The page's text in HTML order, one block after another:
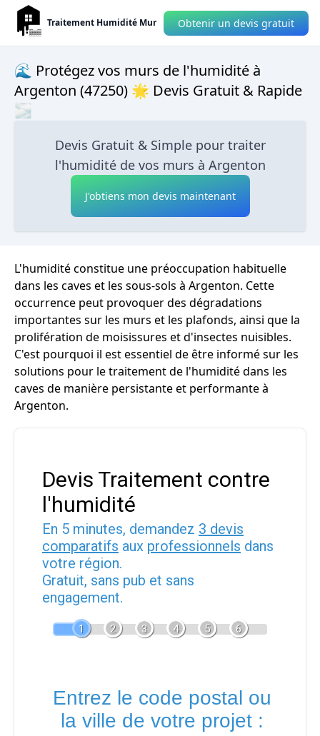
Traitement Humidité Mur Obtenir un devis gratuit
🌊 Protégez vos murs de l'humidité à
Argenton (47250) 🌟 Devis Gratuit & Rapide
🌫
Devis Gratuit & Simple pour traiter
l'humidité de vos murs à Argenton
J'obtiens mon devis maintenant
L'humidité constitue une préoccupation habituelle
dans les caves et les sous-sols à Argenton. Cette
occurrence peut provoquer des dégradations
importantes sur les murs et les plafonds, ainsi que la
prolifération de moisissures et d'insectes nuisibles.
C'est pourquoi il est essentiel de être informé sur les
solutions pour le traitement de l'humidité dans les
caves de manière persistante et performante à
Argenton.
Devis Traitement contre
l'humidité
En 5 minutes, demandez 3 devis
comparatifs aux professionnels dans
votre région.
Gratuit, sans pub et sans
engagement.
1 2 3 4 5 6
Entrez le code postal ou
la ville de votre projet :